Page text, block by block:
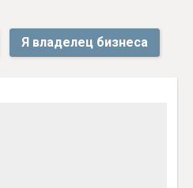
Я владелец бизнеса